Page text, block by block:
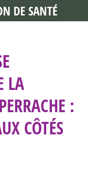
LA
:
CÔTÉS
DE SANTÉ